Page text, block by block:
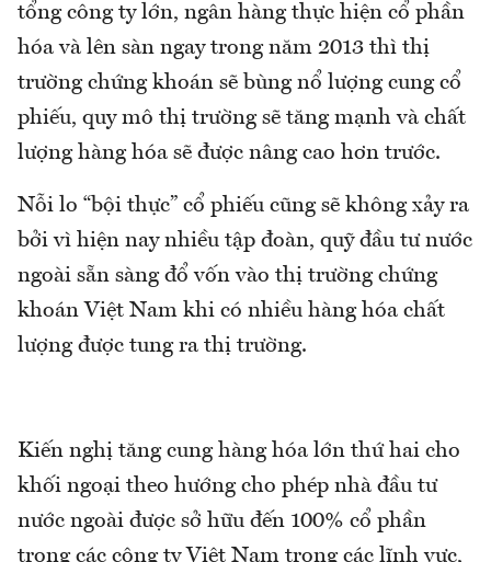
tổng công ty lớn, ngân hàng thực hiện cổ phần
hóa và lên sàn ngay trong năm 2013 thì thị
trường chứng khoán sẽ bùng nổ lượng cung cổ
phiếu, quy mô thị trường sẽ tăng mạnh và chất
lượng hàng hóa sẽ được nâng cao hơn trước.
Nỗi lo “bội thực” cổ phiếu cũng sẽ không xảy ra
bởi vì hiện nay nhiều tập đoàn, quỹ đầu tư nước
ngoài sẵn sàng đổ vốn vào thị trường chứng
khoán Việt Nam khi có nhiều hàng hóa chất
lượng được tung ra thị trường.
Kiến nghị tăng cung hàng hóa lớn thứ hai cho
khối ngoại theo hướng cho phép nhà đầu tư
nước ngoài được sở hữu đến 100% cổ phần
trong các công ty Việt Nam trong các lĩnh vực,